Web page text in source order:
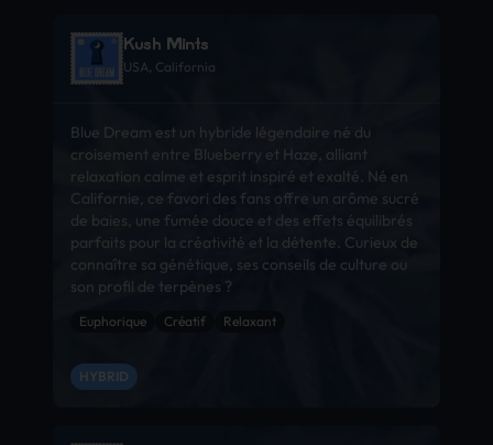
Kush Mints
USA, California
Blue Dream est un hybride légendaire né du
croisement entre Blueberry et Haze, alliant
relaxation calme et esprit inspiré et exalté. Né en
Californie, ce favori des fans offre un arôme sucré
de baies, une fumée douce et des effets équilibrés
parfaits pour la créativité et la détente. Curieux de
connaître sa génétique, ses conseils de culture ou
son profil de terpènes ?
Euphorique Créatif Relaxant
HYBRID